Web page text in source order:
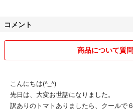
常温、クール、量の違い
訳ありの軽度、有無の割合、出品量によ
これに懲りずまたご利用いただければ幸
今年はミニトマト小粒、訳ありミニトマ
きますm(_ _)m
(トマトベリー、麗月の出品はございませ
コメント
商品について質
こんにちは(^_^)
先日は、大変お世話になりました。
訳ありのトマトありましたら、クールで